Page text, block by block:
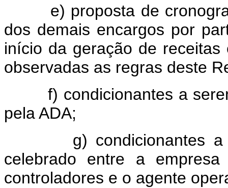
e) proposta de
dos demais encargos por
início da geração de
observadas as regras deste
f) condicionantes a
pela ADA;
g) condicionantes a
celebrado entre a
controladores e o agente